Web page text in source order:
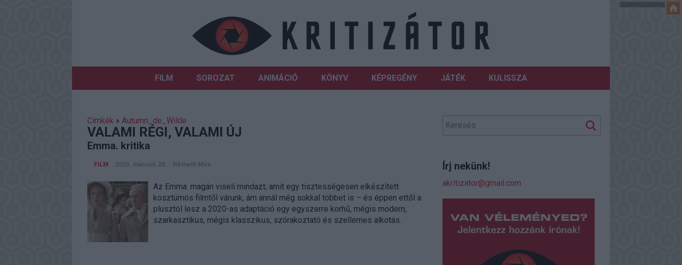
FILM SOROZAT ANIMÁCIÓ KÖNYV KÉPREGÉNY JÁTÉK KULISSZA
Címkék » Autumn_de_Wilde
VALAMI RÉGI, VALAMI ÚJ
Emma. kritika
FILM 2020. március 28. - Németh Míra
Az Emma. magán viseli mindazt, amit egy tisztességesen elkészített
kosztümös filmtől várunk, ám annál még sokkal többet is – és éppen ettől a
plusztól lesz a 2020-as adaptáció egy egyszerre korhű, mégis modern,
szarkasztikus, mégis klasszikus, szórakoztató és szellemes alkotás.
Írj nekünk!
akritizator@gmail.com